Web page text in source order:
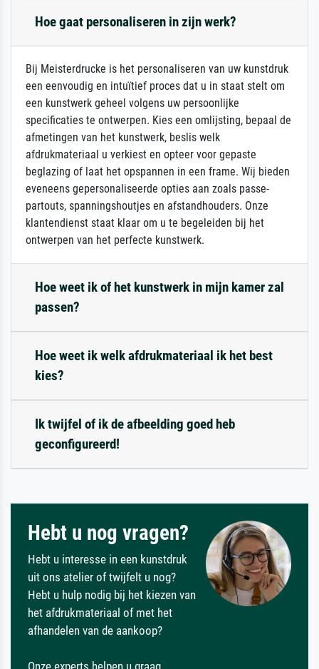
Hoe gaat personaliseren in zijn werk?
Bij Meisterdrucke is het personaliseren van uw kunstdruk
een eenvoudig en intuïtief proces dat u in staat stelt om
een kunstwerk geheel volgens uw persoonlijke
specificaties te ontwerpen. Kies een omlijsting, bepaal de
afmetingen van het kunstwerk, beslis welk
afdrukmateriaal u verkiest en opteer voor gepaste
beglazing of laat het opspannen in een frame. Wij bieden
eveneens gepersonaliseerde opties aan zoals passe-
partouts, spanningshoutjes en afstandhouders. Onze
klantendienst staat klaar om u te begeleiden bij het
ontwerpen van het perfecte kunstwerk.
Hoe weet ik of het kunstwerk in mijn kamer zal
passen?
Hoe weet ik welk afdrukmateriaal ik het best
kies?
Ik twijfel of ik de afbeelding goed heb
geconfigureerd!
Hebt u nog vragen?
Hebt u interesse in een kunstdruk
uit ons atelier of twijfelt u nog?
Hebt u hulp nodig bij het kiezen van
het afdrukmateriaal of met het
afhandelen van de aankoop?